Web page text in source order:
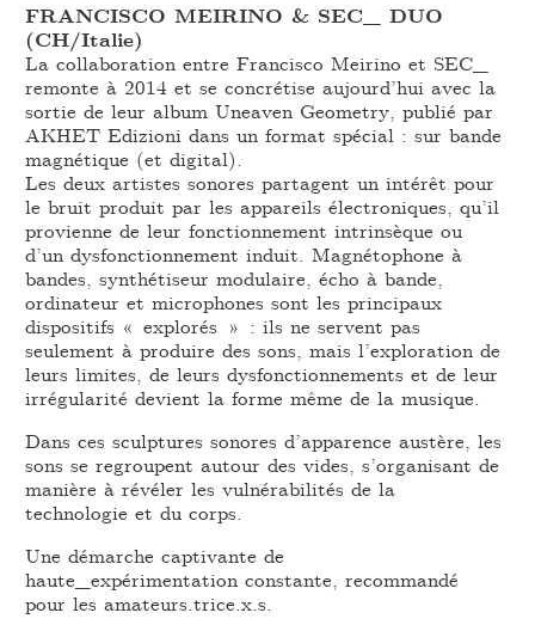
FRANCISCO MEIRINO & SEC_ DUO
(CH/Italie)
La collaboration entre Francisco Meirino et SEC_
remonte à 2014 et se concrétise aujourd’hui avec la
sortie de leur album Uneaven Geometry, publié par
AKHET Edizioni dans un format spécial : sur bande
magnétique (et digital).
Les deux artistes sonores partagent un intérêt pour
le bruit produit par les appareils électroniques, qu’il
provienne de leur fonctionnement intrinsèque ou
d’un dysfonctionnement induit. Magnétophone à
bandes, synthétiseur modulaire, écho à bande,
ordinateur et microphones sont les principaux
dispositifs « explorés » : ils ne servent pas
seulement à produire des sons, mais l’exploration de
leurs limites, de leurs dysfonctionnements et de leur
irrégularité devient la forme même de la musique.
Dans ces sculptures sonores d’apparence austère, les
sons se regroupent autour des vides, s’organisant de
manière à révéler les vulnérabilités de la
technologie et du corps.
Une démarche captivante de
haute_expérimentation constante, recommandé
pour les amateurs.trice.x.s.